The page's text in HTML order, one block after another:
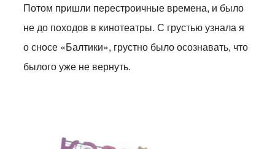
Потом пришли перестроичные времена, и было
не до походов в кинотеатры. С грустью узнала я
о сносе «Балтики», грустно было осознавать, что
былого уже не вернуть.